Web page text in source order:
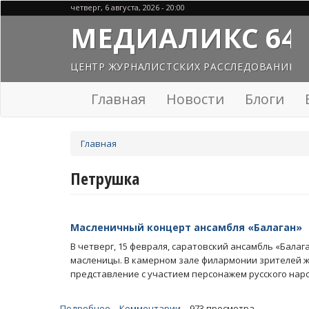
четверг, 6 августа, 2026 - 20:00
МЕДИАЛИКС 64
ЦЕНТР ЖУРНАЛИСТСКИХ РАССЛЕДОВАНИЙ
Главная Новости Блоги
здесь
Главная
Петрушка
Масленичный концерт ансамбля «Балаган»
В четверг, 15 февраля, саратовский ансамбль
масленицы. В камерном зале филармонии зрителей
представление с участием персонажем русского